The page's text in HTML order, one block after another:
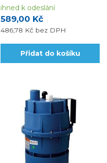
589,00 Kč
486,78 Kč bez DPH
ihned k odeslání
Přidat do košíku